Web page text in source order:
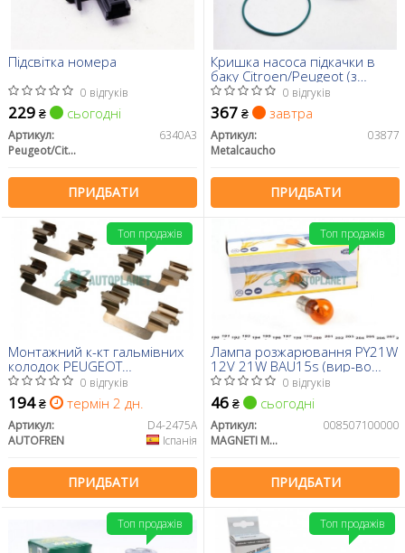
Підсвітка номера
0 відгуків
229 ₴ сьогодні
Артикул:
6340A3
Peugeot/Citroen
ПРИДБАТИ
Кришка насоса підкачки в
баку Citroen/Peugeot (з
прокладкой)0 відгуків
367 ₴ завтра
Артикул:
03877
Metalcaucho
ПРИДБАТИ
Монтажний к-кт гальмівних
колодок PEUGEOT
407/FABIA/POLO 99-
0 відгуків
194₴ термін 2 дн.
Артикул:
D4-2475A
AUTOFREN
Іспанія
ПРИДБАТИ
Топ продажів
Лампа розжарювання PY21W
12V 21W BAU15s (вир-во
Magneti Marelli)0 відгуків
46 ₴ сьогодні
Артикул:
008507100000
MAGNETI MARELLI
ПРИДБАТИ
Топ продажів
Топ продажів Топ продажів